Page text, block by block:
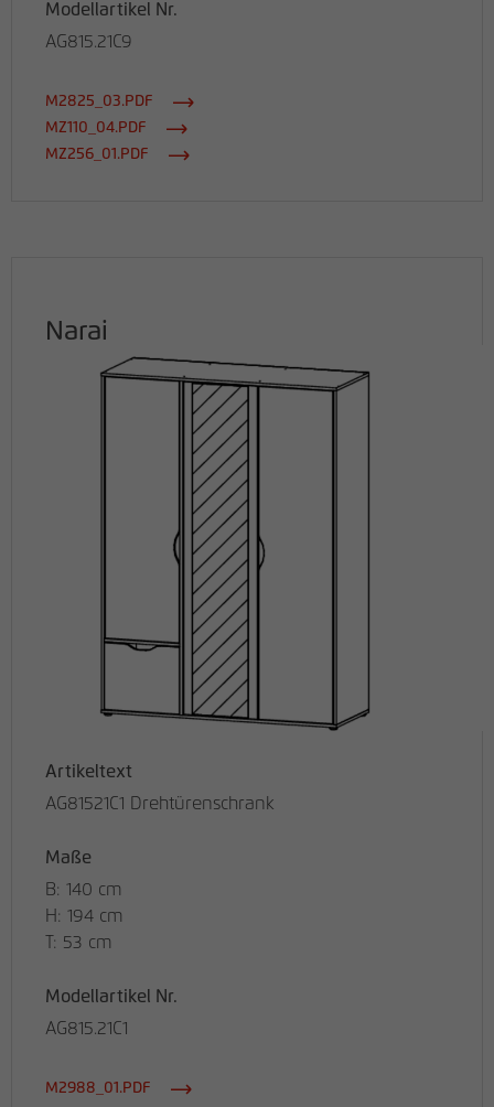
Modellartikel Nr.
AG815.21C9
M2825_03.PDF
MZ110_04.PDF
MZ256_01.PDF
Narai
Artikeltext
AG81521C1 Drehtürenschrank
Maße
B: 140 cm
H: 194 cm
T: 53 cm
Modellartikel Nr.
AG815.21C1
M2988_01.PDF